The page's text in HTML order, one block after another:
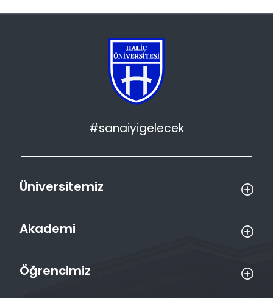
#sanaiyigelecek
Üniversitemiz
Akademi
Öğrencimiz